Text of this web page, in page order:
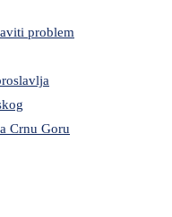
problem
Crnu Goru